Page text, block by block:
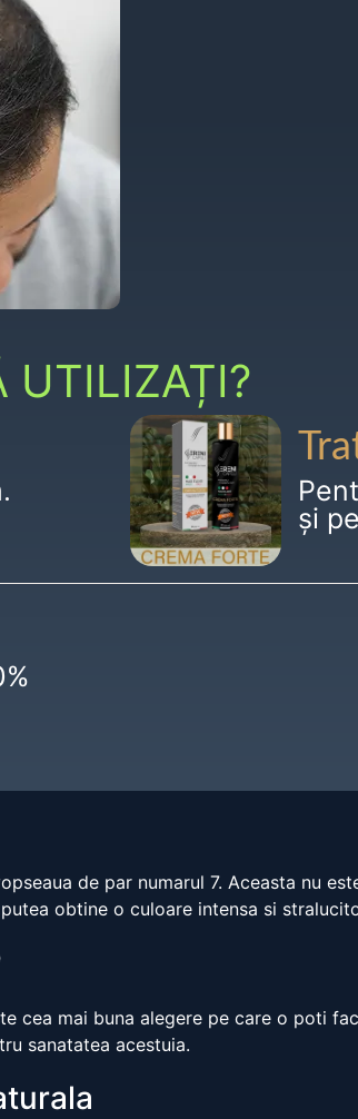
UTILIZAȚI?
și
de par numarul 7. Aceasta nu
obtine o culoare intensa si
cea mai buna alegere pe care o poti
sanatatea acestuia.